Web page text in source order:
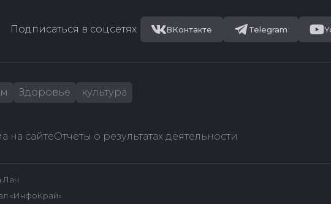
Подписаться в соцсетях ВКонтакте Telegram
Здоровье культура
на сайтеОтчеты о результатах деятельности
Лач
«ИнфоКрай»